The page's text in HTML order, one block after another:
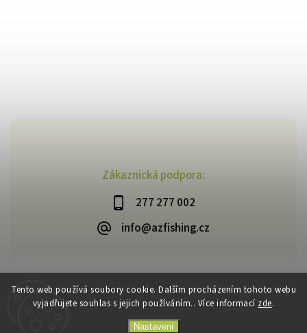
Tento web používá soubory cookie. Dalším procházením tohoto webu
vyjadřujete souhlas s jejich používáním.. Více informací zde.
Nastavení
Zákaznická podpora:
277 277 002
info@azfishing.cz
Copyright 2026AzFishing.cz. Všechna práva vyhrazena.
VytvořilShoptet| Design